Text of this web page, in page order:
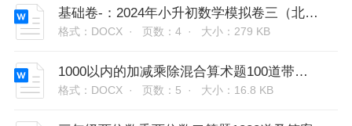
基础卷-：2024年小升初数学模拟卷三（北师大版）A3版
格式：DOCX · 页数：4 · 大小：279 KB
1000以内的加减乘除混合算术题100道带答案
格式：DOCX · 页数：5 · 大小：16.8 KB